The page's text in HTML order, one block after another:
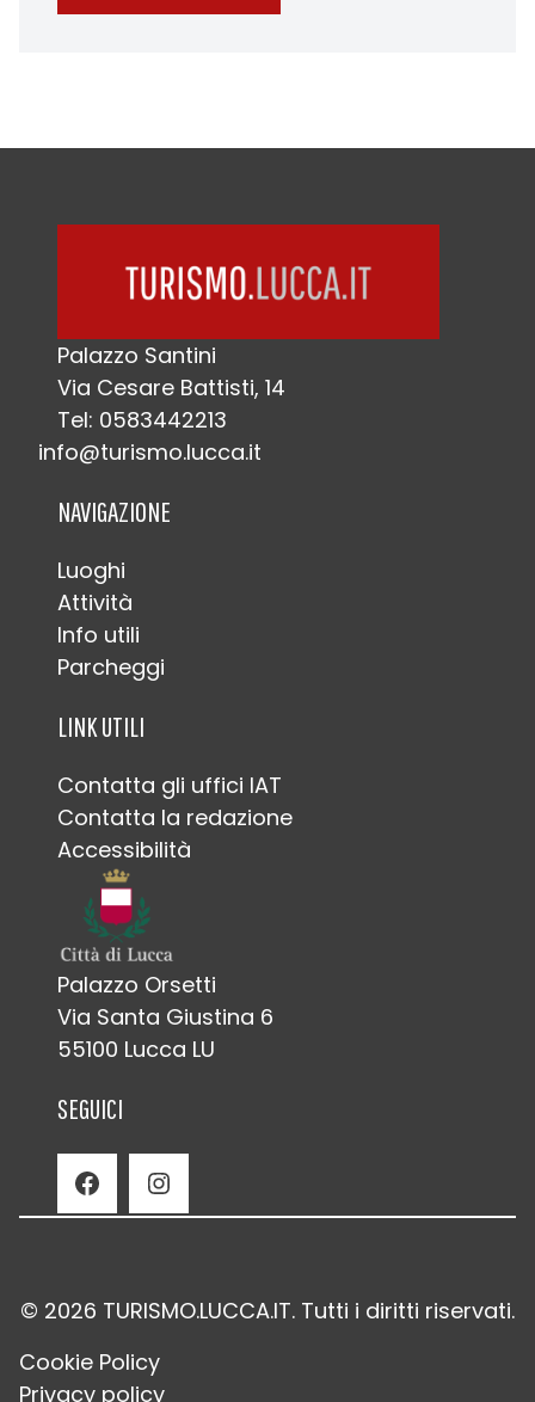
Palazzo Santini
Via Cesare Battisti, 14
Tel: 0583442213
info@turismo.lucca.it
NAVIGAZIONE
Luoghi
Attività
Info utili
Parcheggi
LINK UTILI
Contatta gli uffici IAT
Contatta la redazione
Accessibilità
Palazzo Orsetti
Via Santa Giustina 6
55100 Lucca LU
SEGUICI
Facebook Instagram
© 2026 TURISMO.LUCCA.IT. Tutti i diritti riservati.
Cookie Policy
Privacy policy